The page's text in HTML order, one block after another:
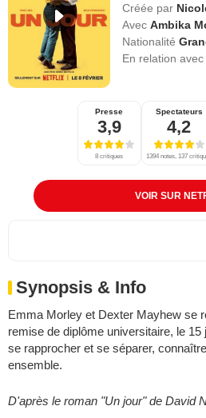
Créée par
Avec Ambika
Nationalité
En relation avec
Presse
3,9
8 critiques
Spectateurs
4,2
1394 notes, 137
VOIR SUR
Synopsis & Info
Emma Morley et Dexter Mayhew se
remise de diplôme universitaire, le 15
se rapprocher et se séparer,
ensemble.
D'après le roman "Un jour" de David